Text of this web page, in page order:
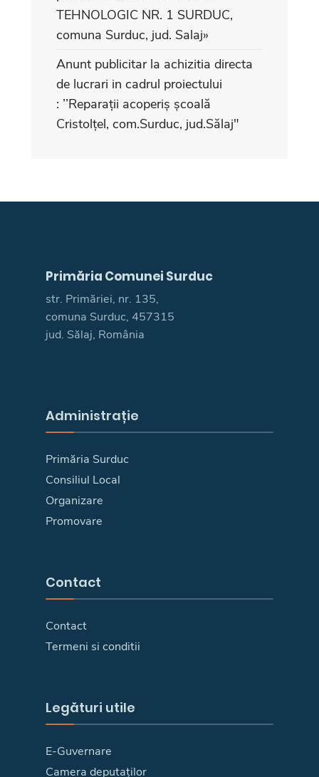
TEHNOLOGIC NR. 1 SURDUC,
comuna Surduc, jud. Salaj»
Anunt publicitar la achizitia directa
de lucrari in cadrul proiectului
: ’’Reparații acoperiș școală
Cristolțel, com.Surduc, jud.Sălaj"
Primăria Comunei Surduc
str. Primăriei, nr. 135,
comuna Surduc, 457315
jud. Sălaj, România
Administrație
Primăria Surduc
Consiliul Local
Organizare
Promovare
Contact
Contact
Termeni si conditii
Legături utile
E-Guvernare
Camera deputaților